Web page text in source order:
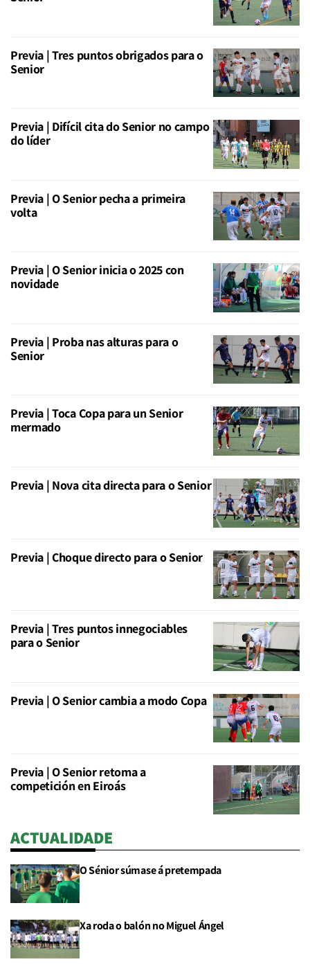
Previa | Tres puntos obrigados para o
Senior
Previa | Difícil cita do Senior no campo
do líder
Previa | O Senior pecha a primeira
volta
Previa | O Senior inicia o 2025 con
novidade
Previa | Proba nas alturas para o
Senior
Previa | Toca Copa para un Senior
mermado
Previa | Nova cita directa para o Senior
Previa | Choque directo para o Senior
Previa | Tres puntos innegociables
para o Senior
Previa | O Senior cambia a modo Copa
Previa | O Senior retoma a
competición en Eiroás
ACTUALIDADE
O Sénior súmase á pretempada
Xa roda o balón no Miguel Ángel